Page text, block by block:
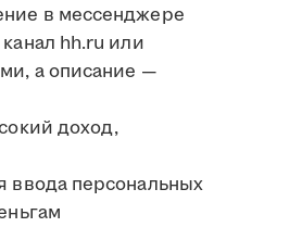
в мессенджере
hh.ru или
а описание —
доход,
ввода персональных